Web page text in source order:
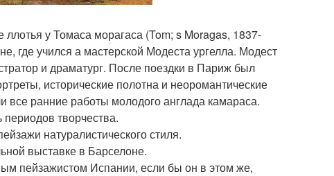
у Томаса морагаса (Tom; s Moragas, 1837-
где учился а мастерской Модеста ургелла. Модест
и драматург. После поездки в Париж был
исторические полотна и неоромантические
все ранние работы молодого англада камараса.
творчества.
натуралистического стиля.
выставке в Барселоне.
пейзажистом Испании, если бы он в этом же,